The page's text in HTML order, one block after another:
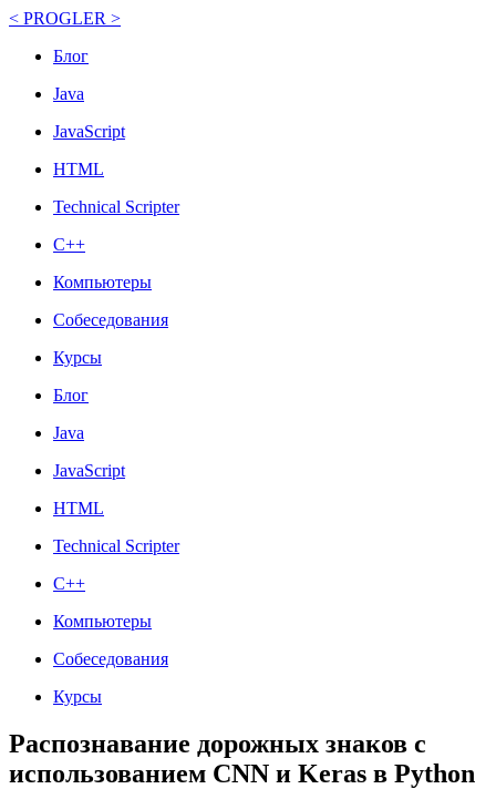
< PROGLER >
Блог
Java
JavaScript
HTML
Technical Scripter
C++
Компьютеры
Собеседования
Курсы
Блог
Java
JavaScript
HTML
Technical Scripter
C++
Компьютеры
Собеседования
Курсы
Распознавание дорожных знаков с
использованием CNN и Keras в Python